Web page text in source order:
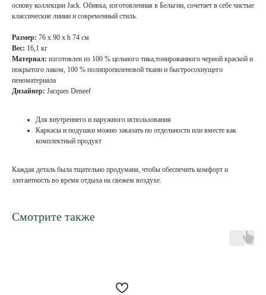
основу коллекции Jack. Обивка, изготовленная в Бельгии, сочетает в себе чистые
классические линии и современный стиль.
Размер: 76 х 90 х h 74 см
Вес: 16,1 кг
Материал: изготовлен из 100 % цельного тика,тонированного черной краской и
покрытого лаком, 100 % полипропиленовой ткани и быстросохнущего
пеноматериала
Дизайнер: Jacques Deneef
Для внутреннего и наружного использования
Каркасы и подушки можно заказать по отдельности или вместе как
комплектный продукт
Каждая деталь была тщательно продумана, чтобы обеспечить комфорт и
элегантность во время отдыха на свежем воздухе.
Смотрите также